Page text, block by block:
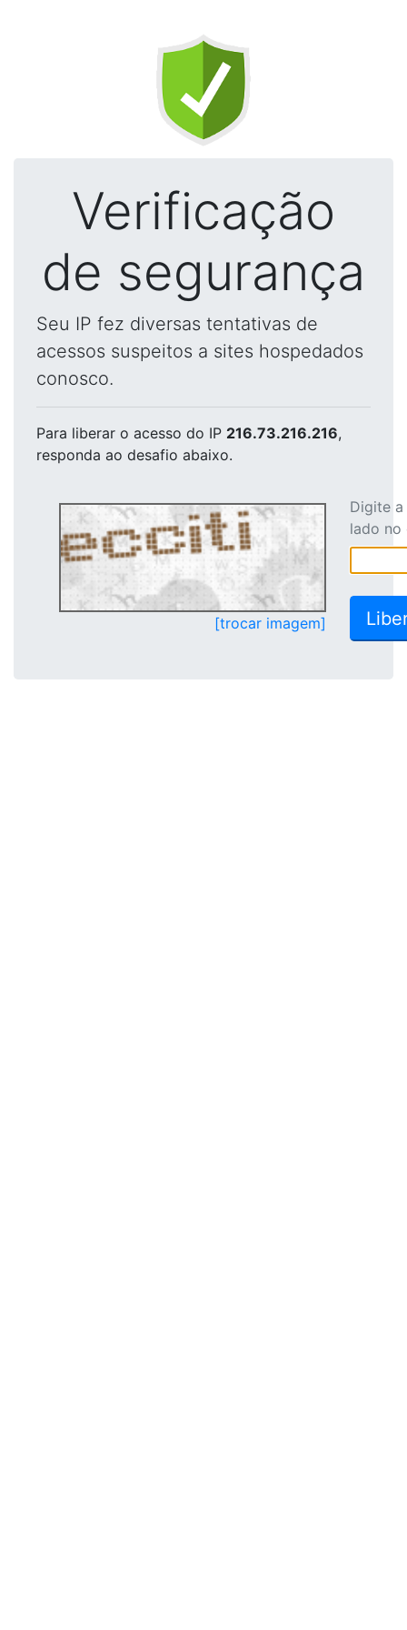
Verificação
de segurança
Seu IP fez diversas tentativas de
acessos suspeitos a sites hospedados
conosco.
Para liberar o acesso do IP 216.73.216.216,
responda ao desafio abaixo.
[trocar imagem]
Digite
lado no